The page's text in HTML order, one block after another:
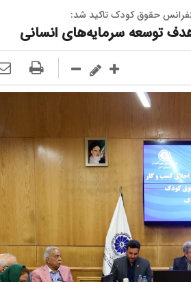
حقوق کودک تاکید شد:
توسعه سرمایه‌های انسانی